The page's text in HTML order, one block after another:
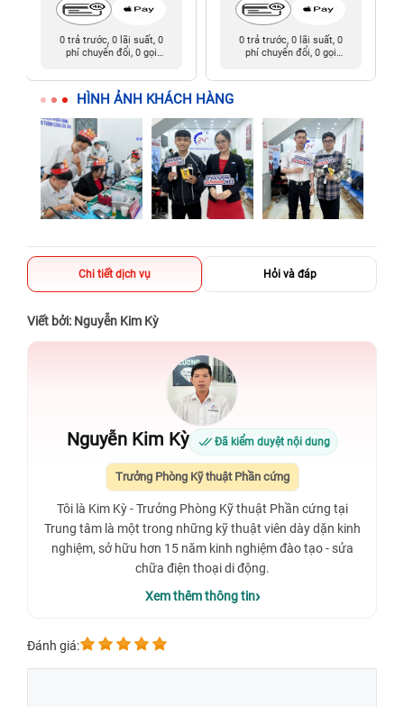
0 trả trước, 0 lãi suất, 0
phí chuyển đổi, 0 gọi
0 trả trước, 0 lãi suất, 0
phí chuyển đổi, 0 gọi
HÌNH ẢNH KHÁCH HÀNG
Chi tiết dịch vụ Hỏi và đáp
Viết bởi: Nguyễn Kim Kỳ
Nguyễn Kim Kỳ Đã kiểm duyệt nội dung
Trưởng Phòng Kỹ thuật Phần cứng
Tôi là Kim Kỳ - Trưởng Phòng Kỹ thuật Phần cứng tại
Trung tâm là một trong những kỹ thuật viên dày dặn kinh
nghiệm, sở hữu hơn 15 năm kinh nghiệm đào tạo - sửa
chữa điện thoại di động.
Xem thêm thông tin
Đánh giá: